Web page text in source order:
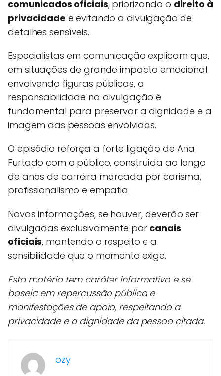
comunicados oficiais, priorizando o direito à
privacidade e evitando a divulgação de
detalhes sensíveis.
Especialistas em comunicação explicam que,
em situações de grande impacto emocional
envolvendo figuras públicas, a
responsabilidade na divulgação é
fundamental para preservar a dignidade e a
imagem das pessoas envolvidas.
O episódio reforça a forte ligação de Ana
Furtado com o público, construída ao longo
de anos de carreira marcada por carisma,
profissionalismo e empatia.
Novas informações, se houver, deverão ser
divulgadas exclusivamente por canais
oficiais, mantendo o respeito e a
sensibilidade que o momento exige.
Esta matéria tem caráter informativo e se
baseia em repercussão pública e
manifestações de apoio, respeitando a
privacidade e a dignidade da pessoa citada.
ozy